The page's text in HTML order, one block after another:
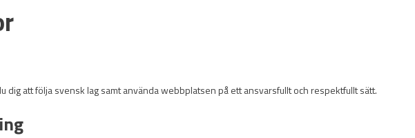
dig att följa svensk lag samt använda webbplatsen på ett ansvarsfullt och respektfullt sätt.